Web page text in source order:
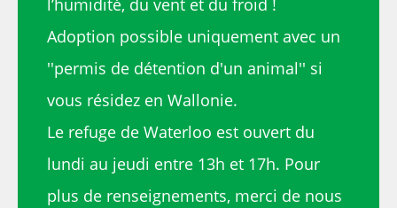
Adoption possible uniquement avec un
''permis de détention d'un animal'' si
vous résidez en Wallonie.
Le refuge de Waterloo est ouvert du
lundi au jeudi entre 13h et 17h. Pour
plus de renseignements, merci de nous